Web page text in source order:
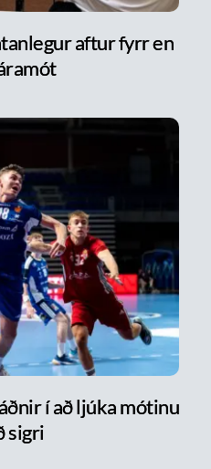
aftur fyrr en
í að ljúka mótinu
sigri